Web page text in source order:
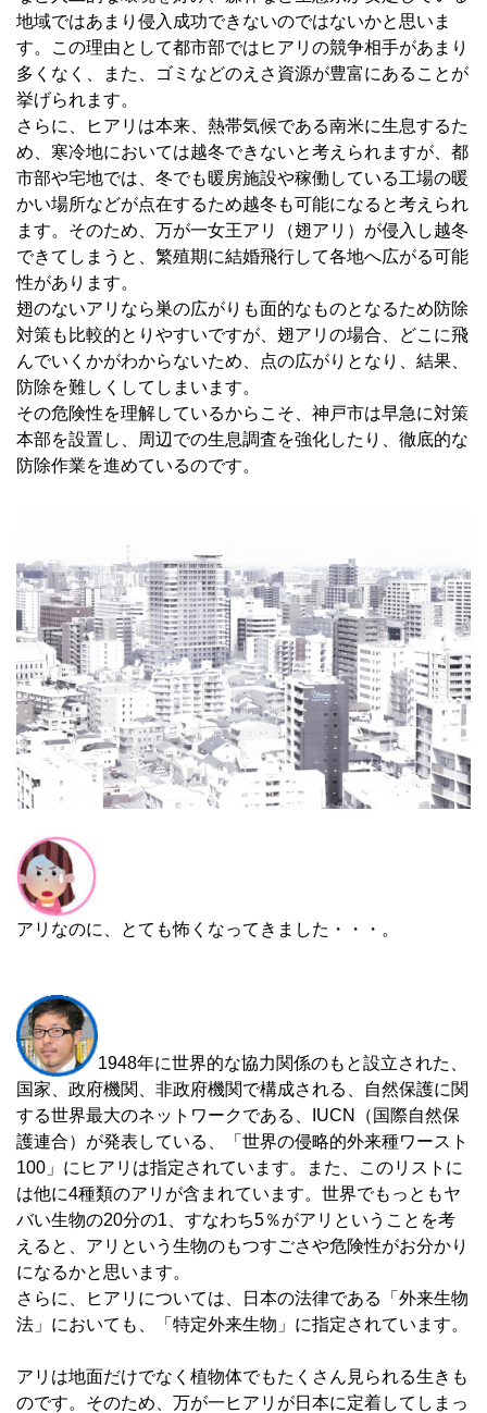
地域ではあまり侵入成功できないのではないかと思いま
す。この理由として都市部ではヒアリの競争相手があまり
多くなく、また、ゴミなどのえさ資源が豊富にあることが
挙げられます。
さらに、ヒアリは本来、熱帯気候である南米に生息するた
め、寒冷地においては越冬できないと考えられますが、都
市部や宅地では、冬でも暖房施設や稼働している工場の暖
かい場所などが点在するため越冬も可能になると考えられ
ます。そのため、万が一女王アリ（翅アリ）が侵入し越冬
できてしまうと、繁殖期に結婚飛行して各地へ広がる可能
性があります。
翅のないアリなら巣の広がりも面的なものとなるため防除
対策も比較的とりやすいですが、翅アリの場合、どこに飛
んでいくかがわからないため、点の広がりとなり、結果、
防除を難しくしてしまいます。
その危険性を理解しているからこそ、神戸市は早急に対策
本部を設置し、周辺での生息調査を強化したり、徹底的な
防除作業を進めているのです。
アリなのに、とても怖くなってきました・・・。
1948年に世界的な協力関係のもと設立された、
国家、政府機関、非政府機関で構成される、自然保護に関
する世界最大のネットワークである、IUCN（国際自然保
護連合）が発表している、「世界の侵略的外来種ワースト
100」にヒアリは指定されています。また、このリストに
は他に4種類のアリが含まれています。世界でもっともヤ
バい生物の20分の1、すなわち5％がアリということを考
えると、アリという生物のもつすごさや危険性がお分かり
になるかと思います。
さらに、ヒアリについては、日本の法律である「外来生物
法」においても、「特定外来生物」に指定されています。
アリは地面だけでなく植物体でもたくさん見られる生きも
のです。そのため、万が一ヒアリが日本に定着してしまっ